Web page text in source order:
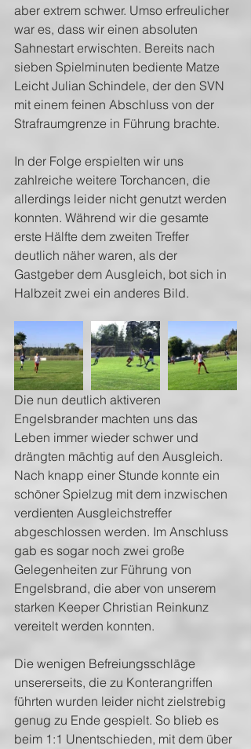
aber extrem schwer. Umso erfreulicher
war es, dass wir einen absoluten
Sahnestart erwischten. Bereits nach
sieben Spielminuten bediente Matze
Leicht Julian Schindele, der den SVN
mit einem feinen Abschluss von der
Strafraumgrenze in Führung brachte.
In der Folge erspielten wir uns
zahlreiche weitere Torchancen, die
allerdings leider nicht genutzt werden
konnten. Während wir die gesamte
erste Hälfte dem zweiten Treffer
deutlich näher waren, als der
Gastgeber dem Ausgleich, bot sich in
Halbzeit zwei ein anderes Bild.
Die nun deutlich aktiveren
Engelsbrander machten uns das
Leben immer wieder schwer und
drängten mächtig auf den Ausgleich.
Nach knapp einer Stunde konnte ein
schöner Spielzug mit dem inzwischen
verdienten Ausgleichstreffer
abgeschlossen werden. Im Anschluss
gab es sogar noch zwei große
Gelegenheiten zur Führung von
Engelsbrand, die aber von unserem
starken Keeper Christian Reinkunz
vereitelt werden konnten.
Die wenigen Befreiungsschläge
unsererseits, die zu Konterangriffen
führten wurden leider nicht zielstrebig
genug zu Ende gespielt. So blieb es
beim 1:1 Unentschieden, mit dem über